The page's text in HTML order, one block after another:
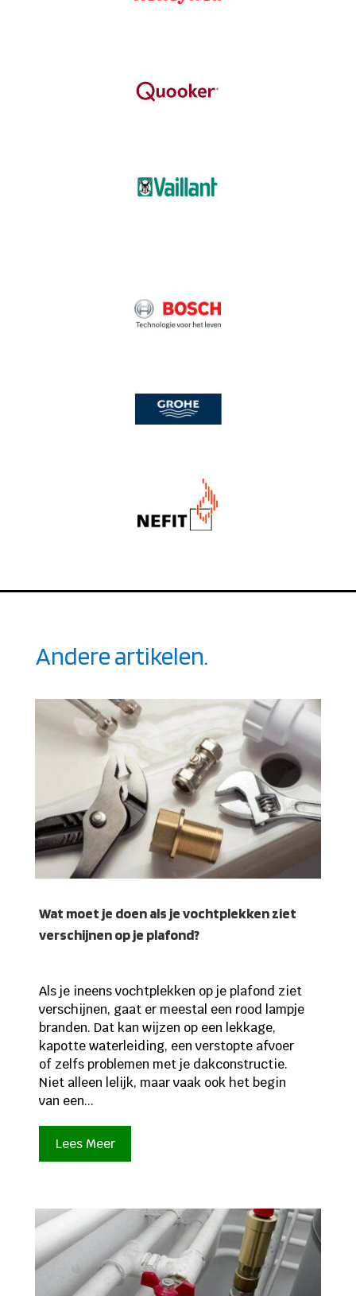
Andere artikelen.
Wat moet je doen als je vochtplekken ziet
verschijnen op je plafond?
Als je ineens vochtplekken op je plafond ziet
verschijnen, gaat er meestal een rood lampje
branden. Dat kan wijzen op een lekkage,
kapotte waterleiding, een verstopte afvoer
of zelfs problemen met je dakconstructie.
Niet alleen lelijk, maar vaak ook het begin
van een...
Lees Meer